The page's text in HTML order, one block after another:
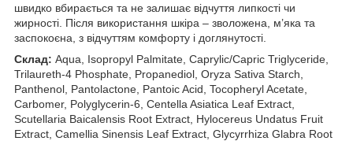
швидко вбирається та не залишає відчуття липкості чи
жирності. Після використання шкіра – зволожена, м’яка та
заспокоєна, з відчуттям комфорту і доглянутості.
Склад: Aqua, Isopropyl Palmitate, Caprylic/Capric Triglyceride,
Trilaureth-4 Phosphate, Propanediol, Oryza Sativa Starch,
Panthenol, Pantolactone, Pantoic Acid, Tocopheryl Acetate,
Carbomer, Polyglycerin-6, Centella Asiatica Leaf Extract,
Scutellaria Baicalensis Root Extract, Hylocereus Undatus Fruit
Extract, Camellia Sinensis Leaf Extract, Glycyrrhiza Glabra Root